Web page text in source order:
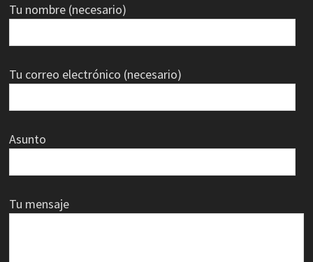
Tu nombre (necesario)
Tu correo electrónico (necesario)
Asunto
Tu mensaje